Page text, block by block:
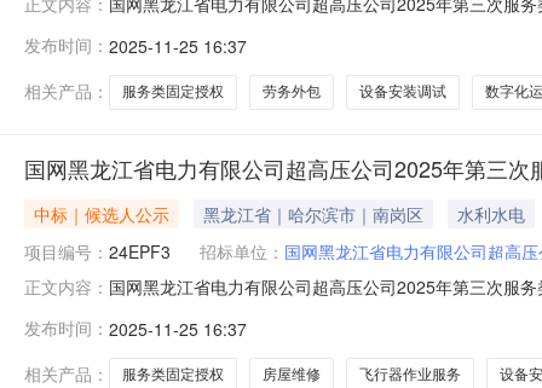
购（框架）24EPK3项目采购评审工作已经结束，现将评
期间以书面形式提出。序号
发布时间： 2025-11-25 16:37
相关产品：
服务类固定授权 劳务外包 设备安装调试 数字化
国网黑龙江省电力有限公司超高压公司2025年第三
中标｜候选人公示 黑龙江省｜哈尔滨市｜南岗区
水利水电
项目编号： 24EPF3 招标单位： 国网黑龙江省电力有限公司超高
正文内容： 国网黑龙江省电力有限公司超高压公司2025年第三次服
24EPF3项目采购评审工作已经结束，现将评审委员会推
形式提出。序号分标名称包号推荐
发布时间： 2025-11-25 16:37
相关产品：
服务类固定授权 房屋维修 飞行器作业服务 设备